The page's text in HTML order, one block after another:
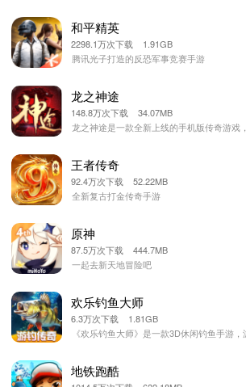
和平精英
2298.1万次下载 1.91GB
腾讯光子打造的反恐军事竞赛手游
龙之神途
148.8万次下载 34.07MB
王者传奇
92.4万次下载 52.22MB
全新复古打金传奇手游
原神
87.5万次下载 444.7MB
一起去新天地冒险吧
欢乐钓鱼大师
6.3万次下载 1.81GB
地铁跑酷